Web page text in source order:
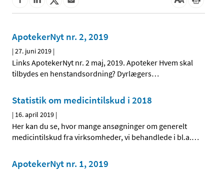
ApotekerNyt nr. 2, 2019
|27. juni 2019 |
Links ApotekerNyt nr. 2 maj, 2019. Apoteker Hvem skal
tilbydes en henstandsordning? Dyrlægers…
Statistik om medicintilskud i 2018
| 16. april 2019 |
Her kan du se, hvor mange ansøgninger om generelt
medicintilskud fra virksomheder, vi behandlede i bl.a.…
ApotekerNyt nr. 1, 2019